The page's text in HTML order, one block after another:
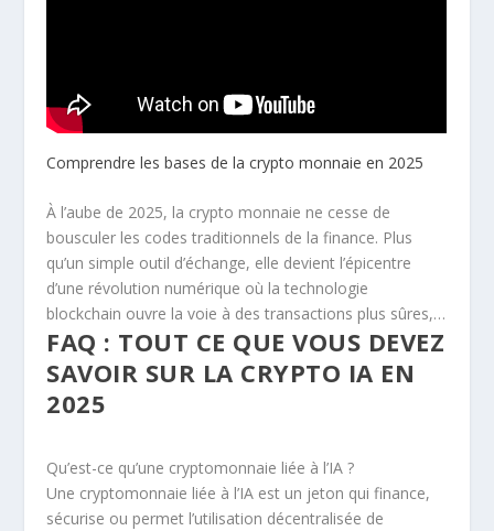
Comprendre les bases de la crypto monnaie en 2025
À l’aube de 2025, la crypto monnaie ne cesse de
bousculer les codes traditionnels de la finance. Plus
qu’un simple outil d’échange, elle devient l’épicentre
d’une révolution numérique où la technologie
blockchain ouvre la voie à des transactions plus sûres,…
FAQ : TOUT CE QUE VOUS DEVEZ
SAVOIR SUR LA CRYPTO IA EN
2025
Qu’est-ce qu’une cryptomonnaie liée à l’IA ?
Une cryptomonnaie liée à l’IA est un jeton qui finance,
sécurise ou permet l’utilisation décentralisée de